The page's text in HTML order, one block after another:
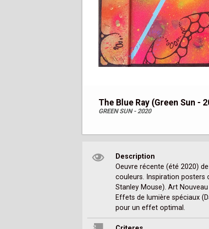
The Blue Ray (Green Sun -
GREEN SUN - 2020
Description
Oeuvre récente (été 2020)
couleurs. Inspiration posters
Stanley Mouse). Art
Effets de lumière spéciaux
pour un effet optimal.